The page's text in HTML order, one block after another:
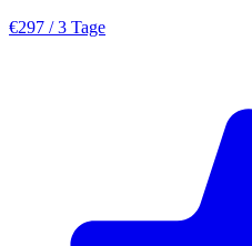
€297 / 3 Tage